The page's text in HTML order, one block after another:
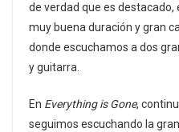
de verdad que es
muy buena duración y gran
donde escuchamos a dos
y guitarra.
En Everything is Gone,
seguimos escuchando la